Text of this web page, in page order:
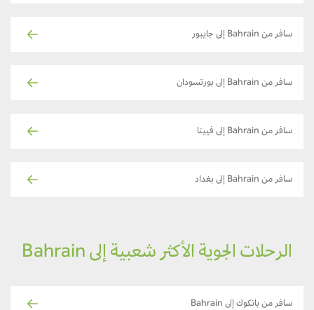
سافر من Bahrain إلى جايبور
سافر من Bahrain إلى بورتسودان
سافر من Bahrain إلى فيينا
سافر من Bahrain إلى بغداد
الرحلات الجوية الأكثر شعبية إلى Bahrain
سافر من بانكوك إلى Bahrain